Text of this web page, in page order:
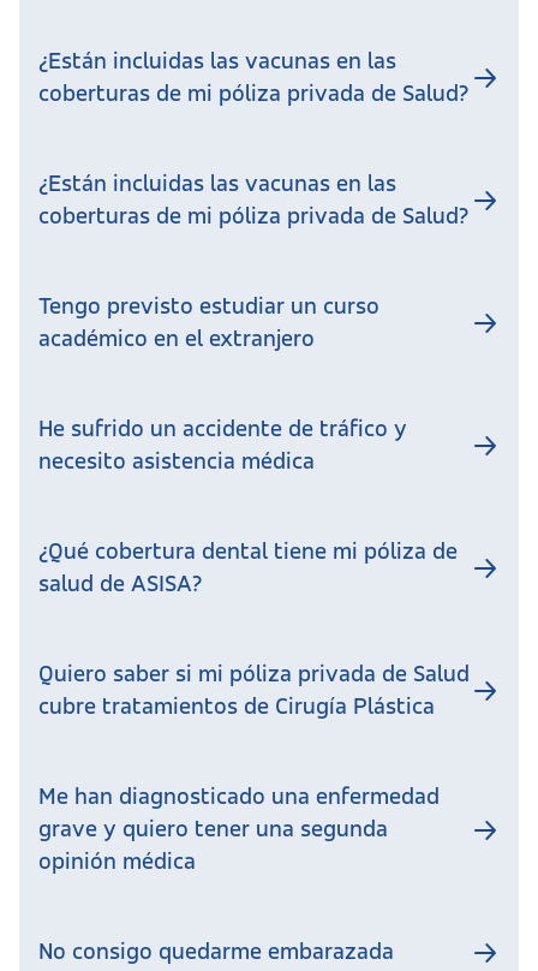
¿Están incluidas las vacunas en las
coberturas de mi póliza privada de Salud?
¿Están incluidas las vacunas en las
coberturas de mi póliza privada de Salud?
Tengo previsto estudiar un curso
académico en el extranjero
He sufrido un accidente de tráfico y
necesito asistencia médica
¿Qué cobertura dental tiene mi póliza de
salud de ASISA?
Quiero saber si mi póliza privada de Salud
cubre tratamientos de Cirugía Plástica
Me han diagnosticado una enfermedad
grave y quiero tener una segunda
opinión médica
No consigo quedarme embarazada